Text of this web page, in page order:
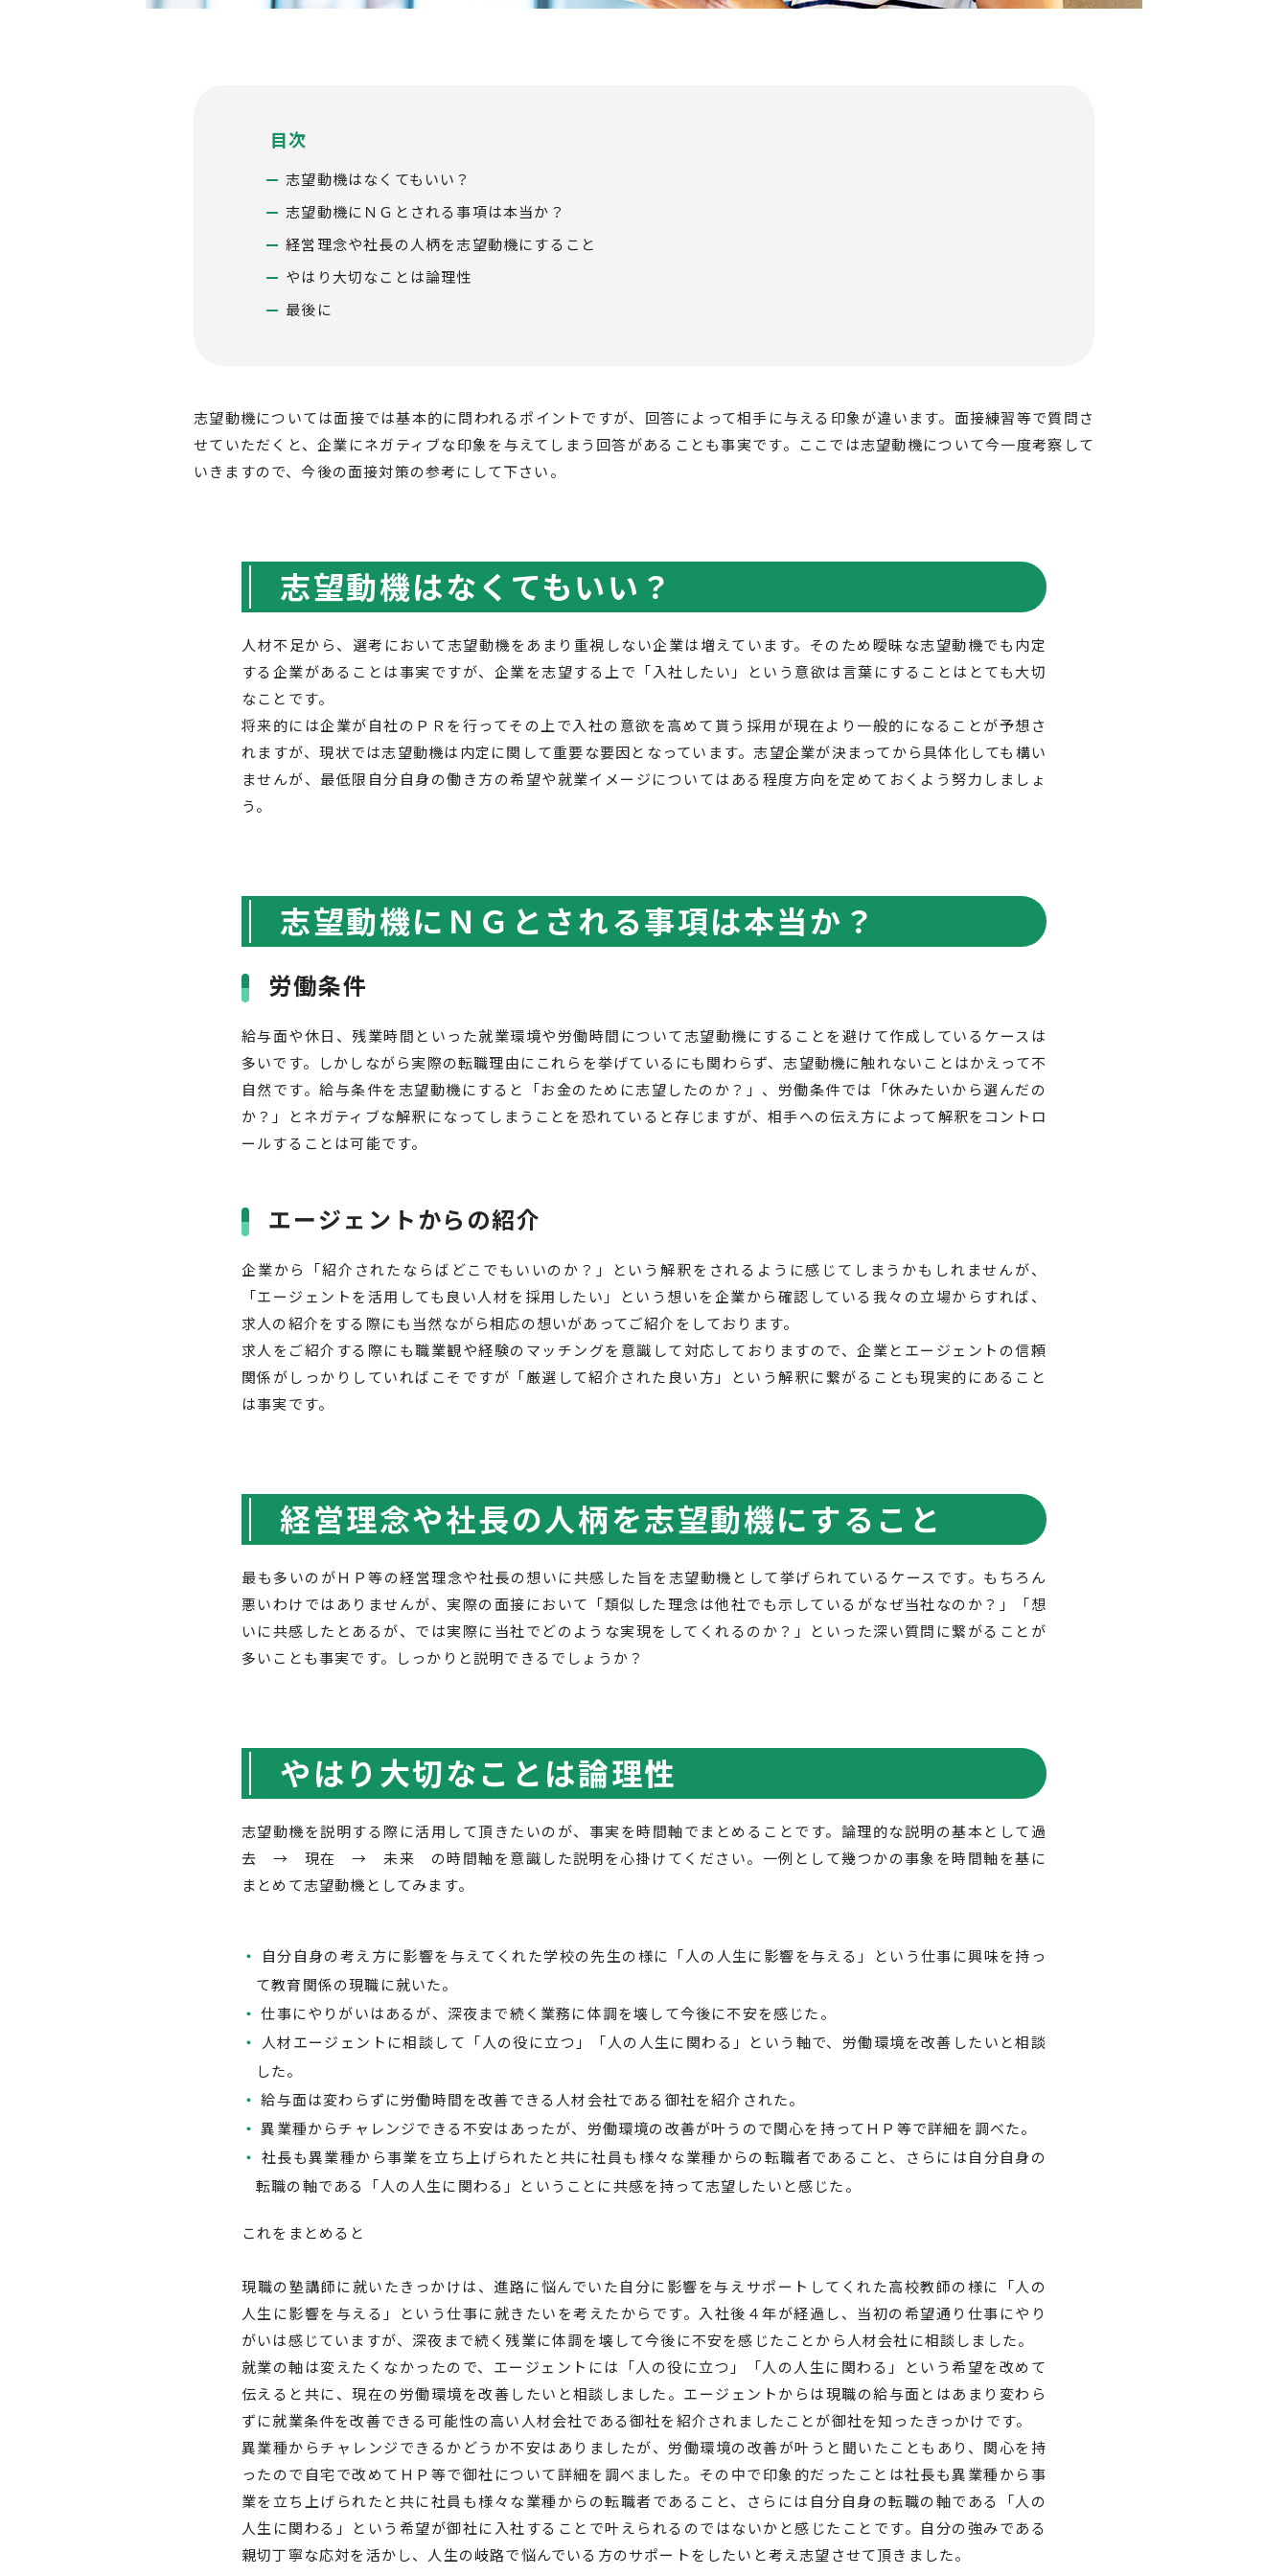
目次
志望動機はなくてもいい？
志望動機にＮＧとされる事項は本当か？
経営理念や社長の人柄を志望動機にすること
やはり大切なことは論理性
最後に
志望動機については面接では基本的に問われるポイントですが、回答によって相手に与える印象が違います。面接練習等で質問さ
せていただくと、企業にネガティブな印象を与えてしまう回答があることも事実です。ここでは志望動機について今一度考察して
いきますので、今後の面接対策の参考にして下さい。
志望動機はなくてもいい？
人材不足から、選考において志望動機をあまり重視しない企業は増えています。そのため曖昧な志望動機でも内定
する企業があることは事実ですが、企業を志望する上で「入社したい」という意欲は言葉にすることはとても大切
なことです。
将来的には企業が自社のＰＲを行ってその上で入社の意欲を高めて貰う採用が現在より一般的になることが予想さ
れますが、現状では志望動機は内定に関して重要な要因となっています。志望企業が決まってから具体化しても構い
ませんが、最低限自分自身の働き方の希望や就業イメージについてはある程度方向を定めておくよう努力しましょ
う。
志望動機にＮＧとされる事項は本当か？
労働条件
給与面や休日、残業時間といった就業環境や労働時間について志望動機にすることを避けて作成しているケースは
多いです。しかしながら実際の転職理由にこれらを挙げているにも関わらず、志望動機に触れないことはかえって不
自然です。給与条件を志望動機にすると「お金のために志望したのか？」、労働条件では「休みたいから選んだの
か？」とネガティブな解釈になってしまうことを恐れていると存じますが、相手への伝え方によって解釈をコントロ
ールすることは可能です。
エージェントからの紹介
企業から「紹介されたならばどこでもいいのか？」という解釈をされるように感じてしまうかもしれませんが、
「エージェントを活用しても良い人材を採用したい」という想いを企業から確認している我々の立場からすれば、
求人の紹介をする際にも当然ながら相応の想いがあってご紹介をしております。
求人をご紹介する際にも職業観や経験のマッチングを意識して対応しておりますので、企業とエージェントの信頼
関係がしっかりしていればこそですが「厳選して紹介された良い方」という解釈に繋がることも現実的にあること
は事実です。
経営理念や社長の人柄を志望動機にすること
最も多いのがＨＰ等の経営理念や社長の想いに共感した旨を志望動機として挙げられているケースです。もちろん
悪いわけではありませんが、実際の面接において「類似した理念は他社でも示しているがなぜ当社なのか？」「想
いに共感したとあるが、では実際に当社でどのような実現をしてくれるのか？」といった深い質問に繋がることが
多いことも事実です。しっかりと説明できるでしょうか？
やはり大切なことは論理性
志望動機を説明する際に活用して頂きたいのが、事実を時間軸でまとめることです。論理的な説明の基本として過
去 → 現在 → 未来 の時間軸を意識した説明を心掛けてください。一例として幾つかの事象を時間軸を基に
まとめて志望動機としてみます。
自分自身の考え方に影響を与えてくれた学校の先生の様に「人の人生に影響を与える」という仕事に興味を持っ
て教育関係の現職に就いた。
仕事にやりがいはあるが、深夜まで続く業務に体調を壊して今後に不安を感じた。
人材エージェントに相談して「人の役に立つ」「人の人生に関わる」という軸で、労働環境を改善したいと相談
した。
給与面は変わらずに労働時間を改善できる人材会社である御社を紹介された。
異業種からチャレンジできる不安はあったが、労働環境の改善が叶うので関心を持ってＨＰ等で詳細を調べた。
社長も異業種から事業を立ち上げられたと共に社員も様々な業種からの転職者であること、さらには自分自身の
転職の軸である「人の人生に関わる」ということに共感を持って志望したいと感じた。
これをまとめると
現職の塾講師に就いたきっかけは、進路に悩んでいた自分に影響を与えサポートしてくれた高校教師の様に「人の
人生に影響を与える」という仕事に就きたいを考えたからです。入社後４年が経過し、当初の希望通り仕事にやり
がいは感じていますが、深夜まで続く残業に体調を壊して今後に不安を感じたことから人材会社に相談しました。
就業の軸は変えたくなかったので、エージェントには「人の役に立つ」「人の人生に関わる」という希望を改めて
伝えると共に、現在の労働環境を改善したいと相談しました。エージェントからは現職の給与面とはあまり変わら
ずに就業条件を改善できる可能性の高い人材会社である御社を紹介されましたことが御社を知ったきっかけです。
異業種からチャレンジできるかどうか不安はありましたが、労働環境の改善が叶うと聞いたこともあり、関心を持
ったので自宅で改めてＨＰ等で御社について詳細を調べました。その中で印象的だったことは社長も異業種から事
業を立ち上げられたと共に社員も様々な業種からの転職者であること、さらには自分自身の転職の軸である「人の
人生に関わる」という希望が御社に入社することで叶えられるのではないかと感じたことです。自分の強みである
親切丁寧な応対を活かし、人生の岐路で悩んでいる方のサポートをしたいと考え志望させて頂きました。